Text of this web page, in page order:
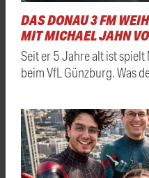
DAS DONAU 3 FM
MIT MICHAEL JAHN
Seit er 5 Jahre alt ist
beim VfL Günzburg. Was